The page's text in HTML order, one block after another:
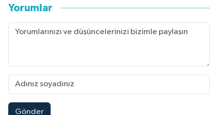
Yorumlar
Gönder